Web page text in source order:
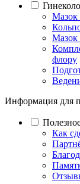
Мазок
Мазок
флору
Информация для
Как